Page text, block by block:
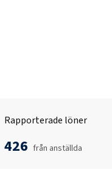
Rapporterade löner
426 från anställda